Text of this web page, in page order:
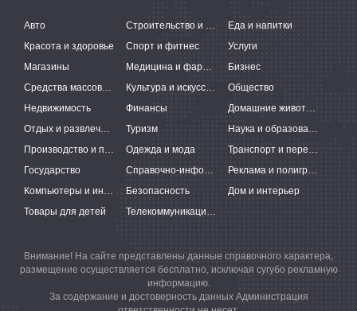
Авто Строительство и ремонт
Еда и напитки
Красота и здоровье
Спорт и фитнес
Услуги
Магазины
Медицина и фармацевтика
Бизнес
Средства массовой информации
Культура и искусство
Общество
Недвижимость
Финансы
Домашние животные
Отдых и развлечения
Туризм
Наука и образование
Производство и поставки
Одежда и мода
Транспорт и перевозки
Государство
Справочно-информационные системы
Реклама и полиграфия
Компьютеры и интернет
Безопасность
Дом и интерьер
Товары для детей
Телекоммуникации и связь
Внимание! На сайте представлены данные справочного характера,
размещение осуществляется бесплатно, исключая сугубо рекламную
информацию.
За содержание и достоверность данных Администрация